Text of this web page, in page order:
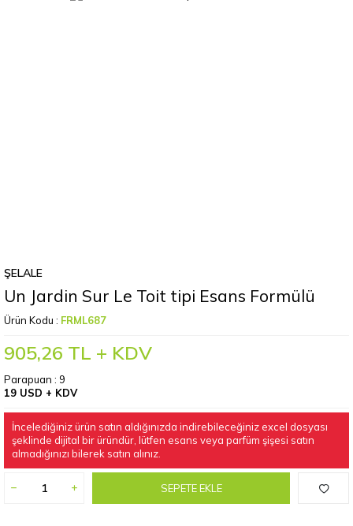
ŞELALE
Un Jardin Sur Le Toit tipi Esans Formülü
Ürün Kodu : FRML687
905,26 TL + KDV
Parapuan : 9
19 USD + KDV
İncelediğiniz ürün satın aldığınızda indirebileceğiniz excel dosyası
şeklinde dijital bir üründür, lütfen esans veya parfüm şişesi satın
almadığınızı bilerek satın alınız.
SEPETE EKLE